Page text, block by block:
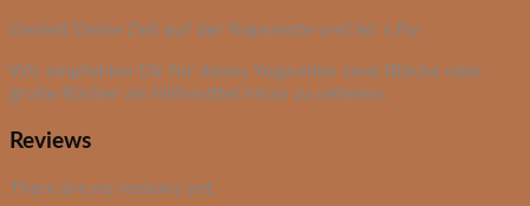
Genieß Deine Zeit auf der Yogamatte und let`s fly!
Wir empfehlen Dir für dieses Yogavideo zwei Blöcke oder
große Bücher als Hilfsmittel hinzu zu nehmen.
Reviews
There are no reviews yet.